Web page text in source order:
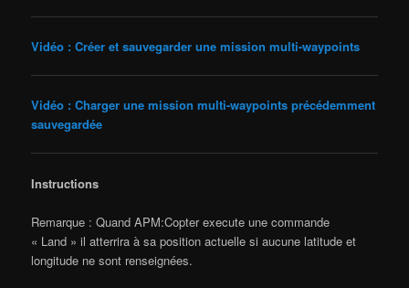
Vidéo : Créer et sauvegarder une mission multi-waypoints
Vidéo : Charger une mission multi-waypoints précédemment
sauvegardée
Instructions
Remarque : Quand APM:Copter execute une commande
« Land » il atterrira à sa position actuelle si aucune latitude et
longitude ne sont renseignées.